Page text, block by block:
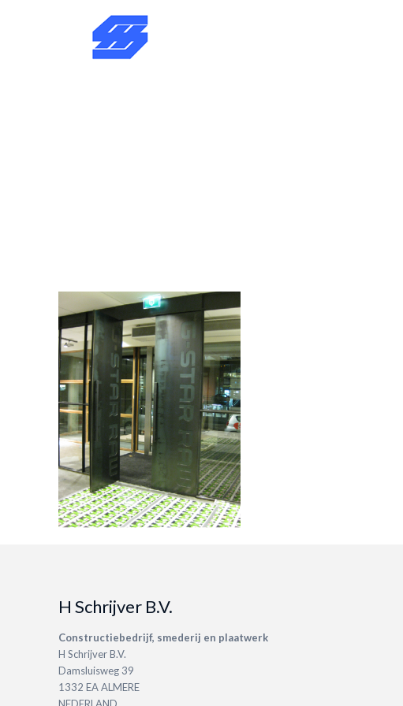
H Schrijver B.V.
Constructiebedrijf, smederij en plaatwerk
H Schrijver B.V.
Damsluisweg 39
1332 EA ALMERE